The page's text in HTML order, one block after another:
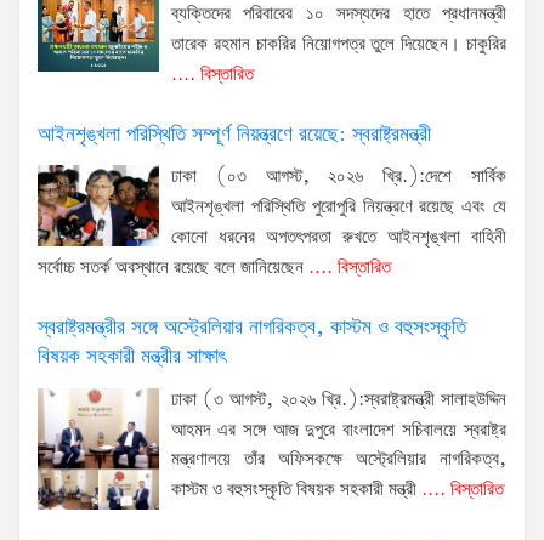
ব্যক্তিদের পরিবারের ১০ সদস্যদের হাতে প্রধানমন্ত্রী
তারেক রহমান চাকরির নিয়োগপত্র তুলে দিয়েছেন। চাকুরির
.... বিস্তারিত
আইনশৃঙ্খলা পরিস্থিতি সম্পূর্ণ নিয়ন্ত্রণে রয়েছে: স্বরাষ্ট্রমন্ত্রী
ঢাকা (০৩ আগস্ট, ২০২৬ খ্রি.):দেশে সার্বিক
আইনশৃঙ্খলা পরিস্থিতি পুরোপুরি নিয়ন্ত্রণে রয়েছে এবং যে
কোনো ধরনের অপতৎপরতা রুখতে আইনশৃঙ্খলা বাহিনী
সর্বোচ্চ সতর্ক অবস্থানে রয়েছে বলে জানিয়েছেন .... বিস্তারিত
স্বরাষ্ট্রমন্ত্রীর সঙ্গে অস্ট্রেলিয়ার নাগরিকত্ব, কাস্টম ও বহুসংস্কৃতি
বিষয়ক সহকারী মন্ত্রীর সাক্ষাৎ
ঢাকা (৩ আগস্ট, ২০২৬ খ্রি.):স্বরাষ্ট্রমন্ত্রী সালাহউদ্দিন
আহমদ এর সঙ্গে আজ দুপুরে বাংলাদেশ সচিবালয়ে স্বরাষ্ট্র
মন্ত্রণালয়ে তাঁর অফিসকক্ষে অস্ট্রেলিয়ার নাগরিকত্ব,
কাস্টম ও বহুসংস্কৃতি বিষয়ক সহকারী মন্ত্রী .... বিস্তারিত